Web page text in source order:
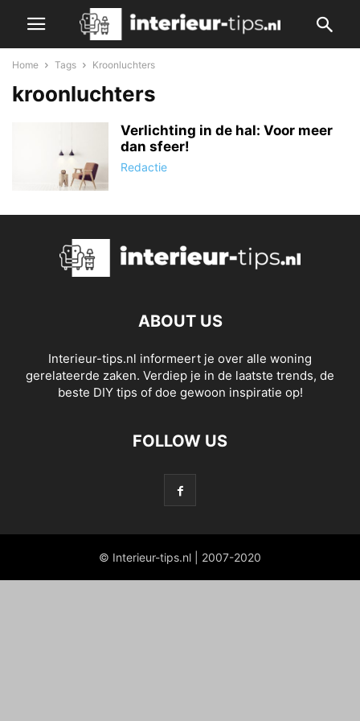
Home Tags Kroonluchters
kroonluchters
Verlichting in de hal: Voor meer
dan sfeer!
Redactie
ABOUT US
Interieur-tips.nl informeert je over alle woning
gerelateerde zaken. Verdiep je in de laatste trends, de
beste DIY tips of doe gewoon inspiratie op!
FOLLOW US
© Interieur-tips.nl | 2007-2020